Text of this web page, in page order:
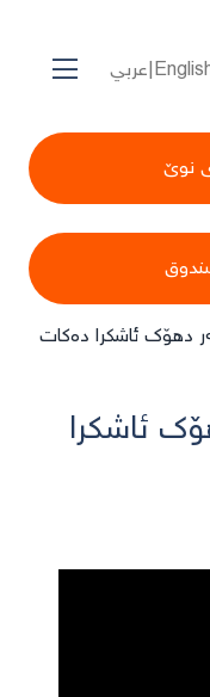
|عربي
نوێ
دهۆک ئاشکرا دەکات
ئاشکرا